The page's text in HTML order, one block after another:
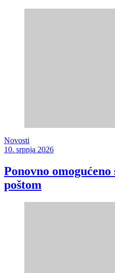
Novosti
10. srpnja 2026
Ponovno
poštom